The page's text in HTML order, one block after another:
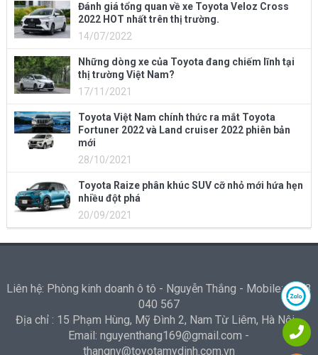
Đánh giá tổng quan về xe Toyota Veloz Cross
2022 HOT nhất trên thị trường.
14/07/2022
Những dòng xe của Toyota đang chiếm lĩnh tại
thị trường Việt Nam?
17/11/2021
Toyota Việt Nam chính thức ra mắt Toyota
Fortuner 2022 và Land cruiser 2022 phiên bản
mới
28/10/2021
Toyota Raize phân khúc SUV cỡ nhỏ mới hứa hẹn
nhiều đột phá
20/09/2021
Liên hệ: Phòng kinh doanh ô tô - Nguyễn Thắng - Mobile: 0973
040 567
Địa chỉ : 15 Phạm Hùng, Mỹ Đình 2, Nam Từ Liêm, Hà Nội -
Email: nguyenthang169@gmail.com -
thangnv@toyotamydinh.com.vn